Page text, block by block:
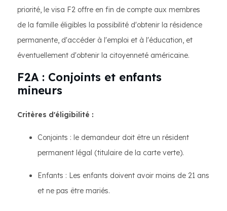
priorité, le visa F2 offre en fin de compte aux membres
de la famille éligibles la possibilité d'obtenir la résidence
permanente, d'accéder à l'emploi et à l'éducation, et
éventuellement d'obtenir la citoyenneté américaine.
F2A : Conjoints et enfants
mineurs
Critères d'éligibilité :
Conjoints : le demandeur doit être un résident
permanent légal (titulaire de la carte verte).
Enfants : Les enfants doivent avoir moins de 21 ans
et ne pas être mariés.